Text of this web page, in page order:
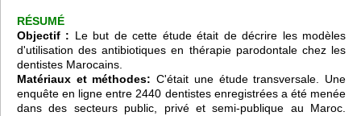
RÉSUMÉ
Objectif : Le but de cette étude était de décrire les modèles
d'utilisation des antibiotiques en thérapie parodontale chez les
dentistes Marocains.
Matériaux et méthodes: C'était une étude transversale. Une
enquête en ligne entre 2440 dentistes enregistrées a été menée
dans des secteurs public, privé et semi-publique au Maroc.